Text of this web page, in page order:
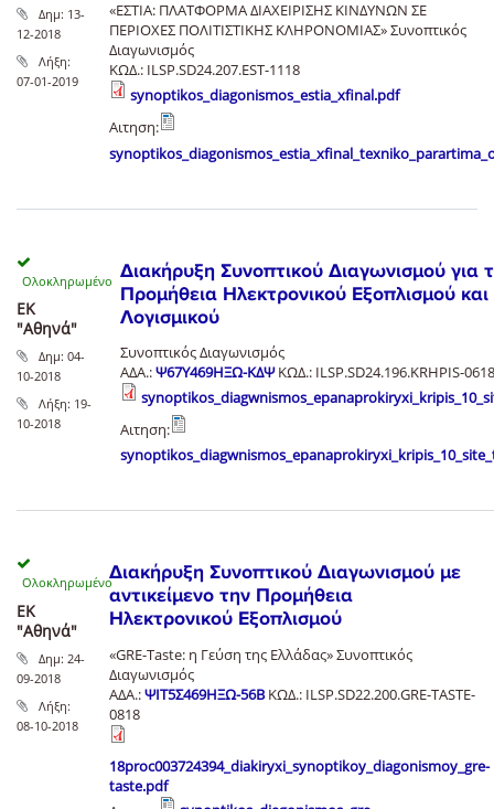
«ΕΣΤΙΑ: ΠΛΑΤΦΟΡΜΑ ΔΙΑΧΕΙΡΙΣΗΣ ΚΙΝΔΥΝΩΝ ΣΕ
ΠΕΡΙΟΧΕΣ ΠΟΛΙΤΙΣΤΙΚΗΣ ΚΛΗΡΟΝΟΜΙΑΣ» Συνοπτικός
Διαγωνισμός
ΚΩΔ.: ILSP.SD24.207.EST-1118
synoptikos_diagonismos_estia_xfinal.pdf
Αιτηση:
Δημ: 13-
12-2018
Λήξη:
07-01-2019
Διακήρυξη Συνοπτικού Διαγωνισμού για
Προμήθεια Ηλεκτρονικού Εξοπλισμού και
Λογισμικού
Συνοπτικός Διαγωνισμός
ΑΔΑ.:Ψ67Υ469ΗΞΩ-ΚΔΨΚΩΔ.: ILSP.SD24.196.KRHPIS-
Αιτηση:
ΕΚ
"Αθηνά"
Δημ: 04-
10-2018
Λήξη: 19-
10-2018
Διακήρυξη Συνοπτικού Διαγωνισμού με
αντικείμενο την Προμήθεια
Ηλεκτρονικού Εξοπλισμού
«GRE-Taste: η Γεύση της Ελλάδας» Συνοπτικός
Διαγωνισμός
ΑΔΑ.:ΨΙΤ5Σ469ΗΞΩ-56ΒΚΩΔ.: ILSP.SD22.200.GRE-TASTE-
0818
18proc003724394_diakiryxi_synoptikoy_diagonismoy_gre-
taste.pdf
ΕΚ
"Αθηνά"
Δημ: 24-
09-2018
Λήξη:
08-10-2018